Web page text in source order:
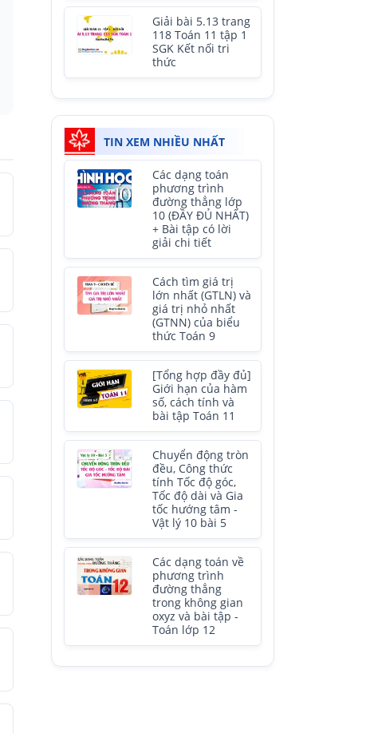
Giải bài 5.13 trang
118 Toán 11 tập 1
SGK Kết nối tri
thức
TIN XEM NHIỀU NHẤT
Các dạng toán
phương trình
đường thẳng lớp
10 (ĐẦY ĐỦ NHẤT)
+ Bài tập có lời
giải chi tiết
Cách tìm giá trị
lớn nhất (GTLN) và
giá trị nhỏ nhất
(GTNN) của biểu
thức Toán 9
[Tổng hợp đầy đủ]
Giới hạn của hàm
số, cách tính và
bài tập Toán 11
Chuyển động tròn
đều, Công thức
tính Tốc độ góc,
Tốc độ dài và Gia
tốc hướng tâm -
Vật lý 10 bài 5
Các dạng toán về
phương trình
đường thẳng
trong không gian
oxyz và bài tập -
Toán lớp 12